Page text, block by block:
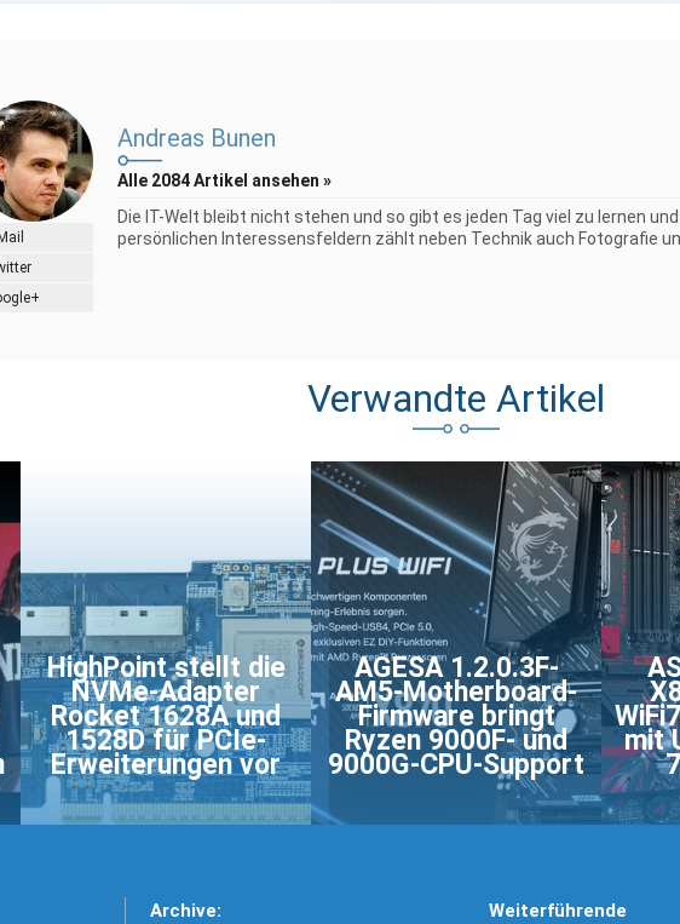
Andreas Bunen
Alle 2084 Artikel ansehen »
Die IT-Welt bleibt nicht stehen und so gibt es jeden Tag viel zu lernen
persönlichen Interessensfeldern zählt neben Technik auch Fotografie
Verwandte Artikel
HighPoint stellt die
NVMe-Adapter
Rocket 1628A und
1528D für PCIe-
Erweiterungen vor
AGESA 1.2.0.3F-
AM5-Motherboard-
Firmware bringt
Ryzen 9000F- und
9000G-CPU-Support
mit
Archive: Weiterführende